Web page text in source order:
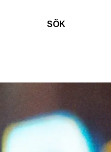
SÖK